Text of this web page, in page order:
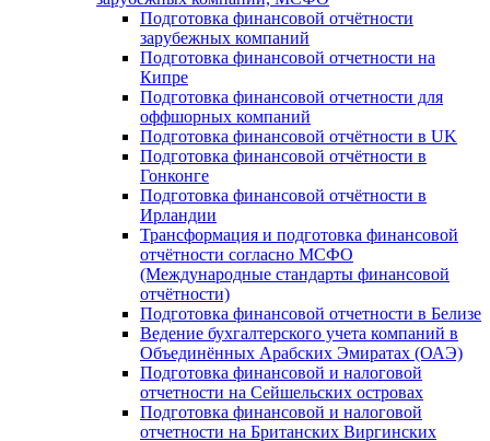
Подготовка финансовой отчётности
зарубежных компаний
Подготовка финансовой отчетности на
Кипре
Подготовка финансовой отчетности для
оффшорных компаний
Подготовка финансовой отчётности в UK
Подготовка финансовой отчётности в
Гонконге
Подготовка финансовой отчётности в
Ирландии
Трансформация и подготовка финансовой
отчётности согласно МСФО
(Международные стандарты финансовой
отчётности)
Подготовка финансовой отчетности в Белизе
Ведение бухгалтерского учета компаний в
Объединённых Арабских Эмиратах (ОАЭ)
Подготовка финансовой и налоговой
отчетности на Сейшельских островах
Подготовка финансовой и налоговой
отчетности на Британских Виргинских